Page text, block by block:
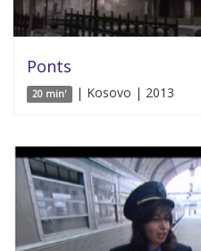
Ponts
20 min' | Kosovo | 2013